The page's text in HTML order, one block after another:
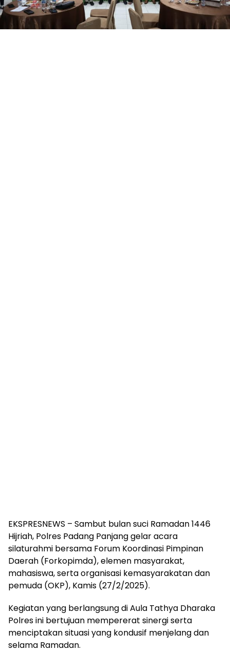
EKSPRESNEWS – Sambut bulan suci Ramadan 1446
Hijriah, Polres Padang Panjang gelar acara
silaturahmi bersama Forum Koordinasi Pimpinan
Daerah (Forkopimda), elemen masyarakat,
mahasiswa, serta organisasi kemasyarakatan dan
pemuda (OKP), Kamis (27/2/2025).
Kegiatan yang berlangsung di Aula Tathya Dharaka
Polres ini bertujuan mempererat sinergi serta
menciptakan situasi yang kondusif menjelang dan
selama Ramadan.